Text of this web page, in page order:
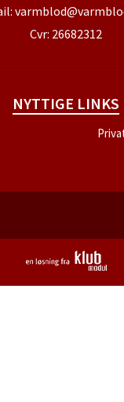
Cvr: 26682312
NYTTIGE LINKS